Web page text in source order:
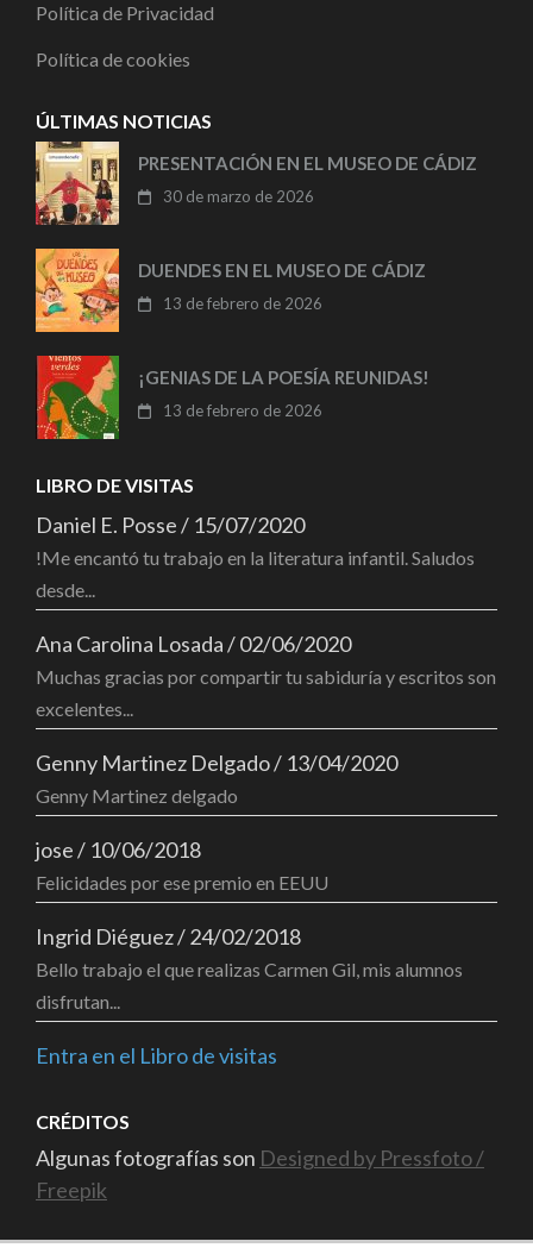
Política de Privacidad
Política de cookies
ÚLTIMAS NOTICIAS
PRESENTACIÓN EN EL MUSEO DE CÁDIZ
30 de marzo de 2026
DUENDES EN EL MUSEO DE CÁDIZ
13 de febrero de 2026
¡GENIAS DE LA POESÍA REUNIDAS!
13 de febrero de 2026
LIBRO DE VISITAS
Daniel E. Posse/ 15/07/2020
!Me encantó tu trabajo en la literatura infantil. Saludos
desde...
Ana Carolina Losada/02/06/2020
Muchas gracias por compartir tu sabiduría y escritos son
excelentes...
Genny Martinez Delgado/ 13/04/2020
Genny Martinez delgado
jose/ 10/06/2018
Felicidades por ese premio en EEUU
Ingrid Diéguez/24/02/2018
Bello trabajo el que realizas Carmen Gil, mis alumnos
disfrutan...
Entra en el Libro de visitas
CRÉDITOS
Algunas fotografías son Designed by Pressfoto /
Freepik